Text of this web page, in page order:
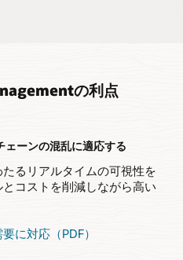
して残高を表示し、インバウ
迅速に解決します。
）
ベルと補充ポリシーを決定
回避します。
特定のロケーションの消費ベ
Cloud Supply Chain
高計算
ェーン業務の可視性を獲得し
スト・センターの間の企業間
す。資材フローに影響を及ぼ
ザクション、および企業の部
の利点
ーンの混乱に適応する
るリアルタイムの可視性を
コストを削減しながら高い
に対応（PDF）